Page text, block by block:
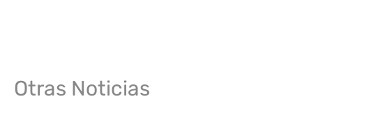
Otras Noticias